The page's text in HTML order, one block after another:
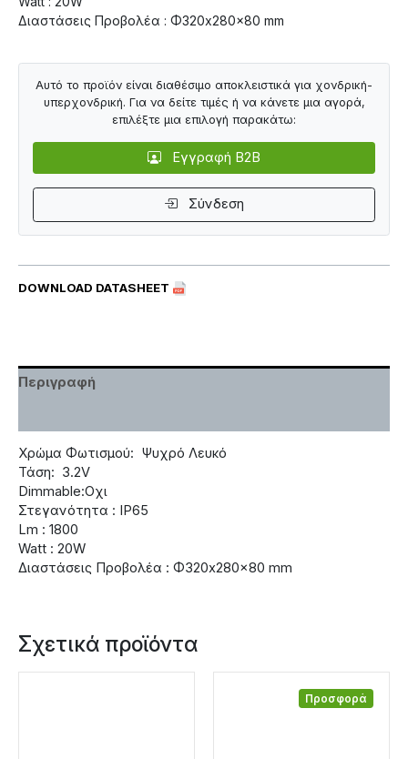
Διαστάσεις Προβολέα : Φ320x280x80 mm
DOWNLOAD DATASHEET
Αυτό το προϊόν είναι διαθέσιμο αποκλειστικά για χονδρική-
υπερχονδρική. Για να δείτε τιμές ή να κάνετε μια αγορά,
επιλέξτε μια επιλογή παρακάτω:
Εγγραφή B2B
Σύνδεση
Περιγραφή
Χρώμα Φωτισμού: Ψυχρό Λευκό
Τάση: 3.2V
Dimmable:Οχι
Στεγανότητα : IP65
Lm : 1800
Watt : 20W
Διαστάσεις Προβολέα : Φ320x280x80 mm
Σχετικά προϊόντα
Προσφορά